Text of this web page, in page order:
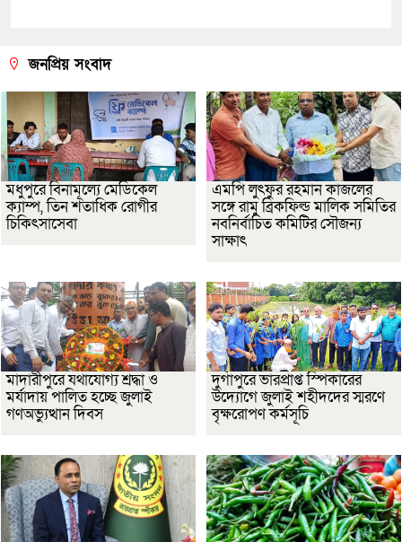
জনপ্রিয় সংবাদ
মধুপুরে বিনামূল্যে মেডিকেল
ক্যাম্প, তিন শতাধিক রোগীর
চিকিৎসাসেবা
এমপি লুৎফুর রহমান কাজলের
সঙ্গে রামু ব্রিকফিল্ড মালিক সমিতির
নবনির্বাচিত কমিটির সৌজন্য
সাক্ষাৎ
মাদারীপুরে যথাযোগ্য শ্রদ্ধা ও
মর্যাদায় পালিত হচ্ছে জুলাই
গণঅভ্যুত্থান দিবস
দুর্গাপুরে ভারপ্রাপ্ত স্পিকারের
উদ্যোগে জুলাই শহীদদের স্মরণে
বৃক্ষরোপণ কর্মসূচি